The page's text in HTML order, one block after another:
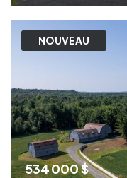
NOUVEAU
534 000 $